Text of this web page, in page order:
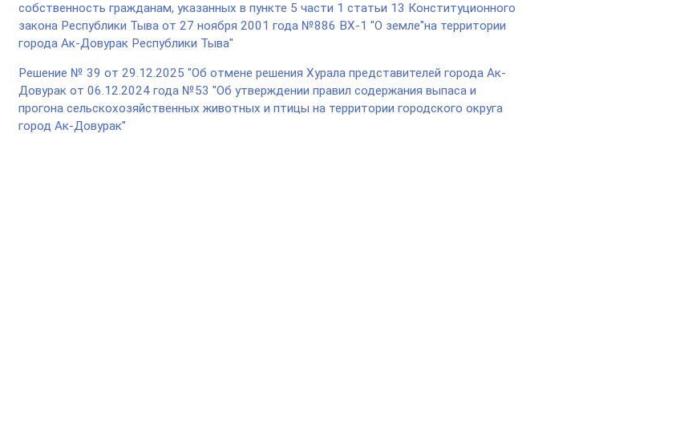
собственность гражданам, указанных в пункте 5 части 1 статьи 13 Конституционного
закона Республики Тыва от 27 ноября 2001 года №886 ВХ-1 "О земле"на территории
города Ак-Довурак Республики Тыва"
Решение № 39 от 29.12.2025 "Об отмене решения Хурала представителей города Ак-
Довурак от 06.12.2024 года №53 "Об утверждении правил содержания выпаса и
прогона сельскохозяйственных животных и птицы на территории городского округа
город Ак-Довурак"